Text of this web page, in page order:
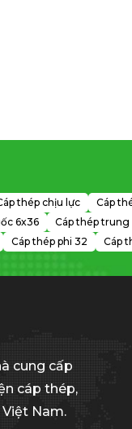
thép chịu lực Cáp
6x36 Cáp thép
Cáp thép phi 32 Cáp
cung cấp
cáp thép,
Nam.